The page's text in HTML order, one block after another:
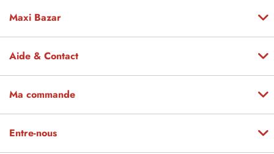
Maxi Bazar
Aide & Contact
Ma commande
Entre-nous